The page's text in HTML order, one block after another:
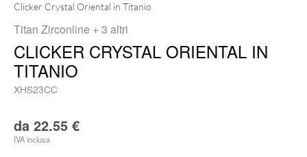
Clicker Crystal Oriental in Titanio
Titan Zirconline + 3 altri
CLICKER CRYSTAL ORIENTAL IN
TITANIO
XHS23CC
da 22.55 €
IVA inclusa